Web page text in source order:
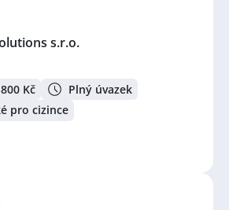
s.r.o.
Kč
Plný úvazek
pro cizince